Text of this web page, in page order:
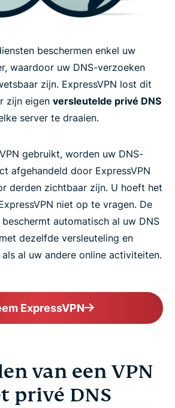
beschermen enkel uw
waardoor uw DNS-verzoeken
zijn. ExpressVPN lost dit
zijn eigen versleutelde privé DNS
server te draaien.
gebruikt, worden uw DNS-
afgehandeld door ExpressVPN
derden zichtbaar zijn. U hoeft het
niet op te vragen. De
automatisch al uw DNS
dezelfde versleuteling en
al uw andere online activiteiten.
ExpressVPN
van een VPN
privé DNS